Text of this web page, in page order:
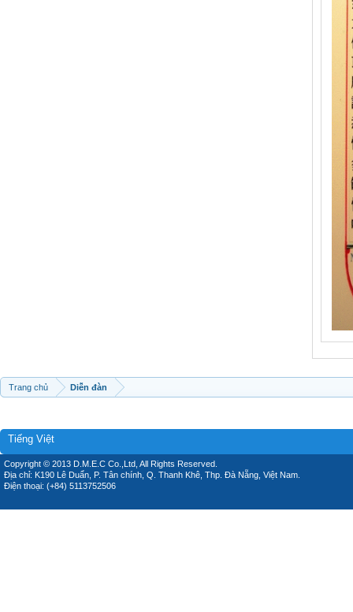
Trang chủ Diễn đàn
Tiếng Việt
Copyright © 2013 D.M.E.C Co.,Ltd, All Rights Reserved.
Địa chỉ: K190 Lê Duẩn, P. Tân chính, Q. Thanh Khê, Thp. Đà Nẵng, Việt Nam.
Điện thoại: (+84) 5113752506